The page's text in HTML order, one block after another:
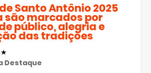
Santo Antônio 2025
são marcados por
público, alegria e
das tradições
Destaque